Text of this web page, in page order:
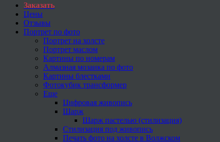
Заказать
Цены
Отзывы
Портрет по фото
Портрет на холсте
Портрет маслом
Картины по номерам
Алмазная мозаика по фото
Картины блестками
Фотокубик трансформер
Еще
Цифровая живопись
Шарж
Шарж пастелью (стилизация)
Стилизация под живопись
Печать фото на холсте в Волжском